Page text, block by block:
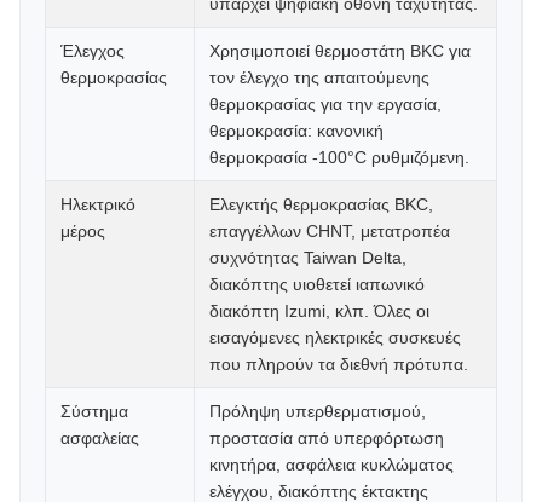
Έλεγχος
θερμοκρασίας
Χρησιμοποιεί θερμοστάτη BKC για
τον έλεγχο της απαιτούμενης
θερμοκρασίας για την εργασία,
θερμοκρασία: κανονική
θερμοκρασία -100°C ρυθμιζόμενη.
Ηλεκτρικό
μέρος
Ελεγκτής θερμοκρασίας BKC,
επαγγέλλων CHNT, μετατροπέα
συχνότητας Taiwan Delta,
διακόπτης υιοθετεί ιαπωνικό
διακόπτη Izumi, κλπ. Όλες οι
εισαγόμενες ηλεκτρικές συσκευές
που πληρούν τα διεθνή πρότυπα.
Σύστημα
ασφαλείας
Πρόληψη υπερθερματισμού,
προστασία από υπερφόρτωση
κινητήρα, ασφάλεια κυκλώματος
ελέγχου, διακόπτης έκτακτης